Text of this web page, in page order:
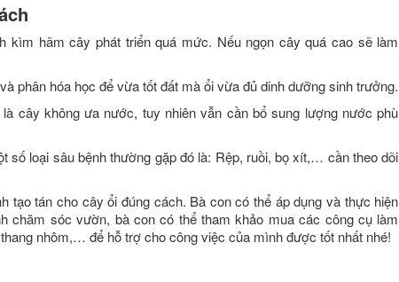
kìm hãm cây phát triển quá mức. Nếu ngọn cây quá cao sẽ làm
phân hóa học để vừa tốt đất mà ổi vừa đủ dinh dưỡng sinh trưởng.
cây không ưa nước, tuy nhiên vẫn cần bổ sung lượng nước phù
số loại sâu bệnh thường gặp đó là: Rệp, ruồi, bọ xít,… cần theo dõi
tạo tán cho cây ổi đúng cách. Bà con có thể áp dụng và thực hiện
chăm sóc vườn, bà con có thể tham khảo mua các công cụ làm
nhôm,… để hỗ trợ cho công việc của mình được tốt nhất nhé!